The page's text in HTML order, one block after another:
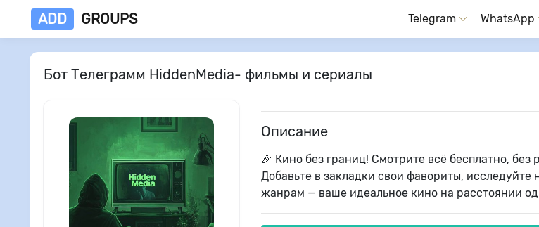
ADD GROUPS Telegram WhatsApp
Бот Телеграмм HiddenMedia- фильмы и сериалы
Описание
🎉 Кино без границ! Смотрите всё бесплатно, без
Добавьте в закладки свои фавориты, исследуйте
жанрам — ваше идеальное кино на расстоянии